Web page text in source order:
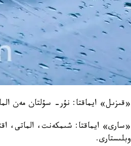
«قىزىل» ايماقتا: نۇر- سۇلتان مەن
«سارى» ايماقتا: شىمكەنت، الماتى،
وبلىستارى.